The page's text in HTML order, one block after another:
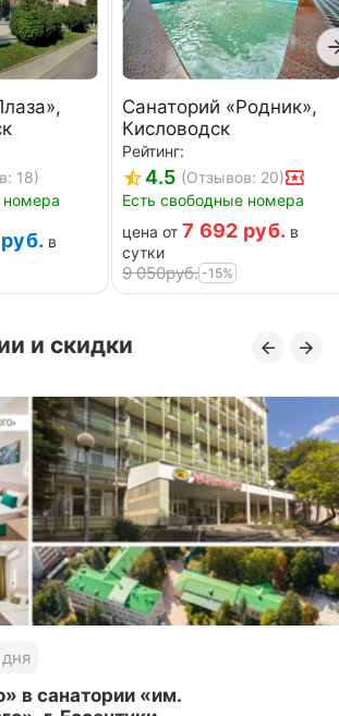
18)
номера
руб. в
Санаторий «Родник»,
Кисловодск
Рейтинг:
4.5 (Отзывов: 20)
Есть свободные номера
цена от 7 692 руб. в
сутки
9 050руб. -15%
и скидки
дня
в санатории «им.